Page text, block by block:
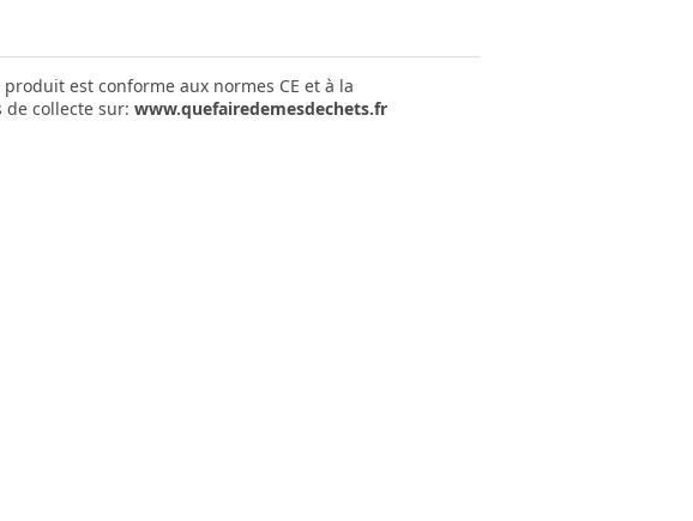
est conforme aux normes CE et à la
collecte sur: www.quefairedemesdechets.fr